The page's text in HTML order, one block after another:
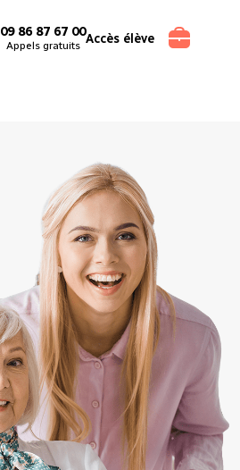
09 86 87 67 00
Appels gratuits Accès élève